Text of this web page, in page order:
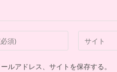
ルアドレス、サイトを保存する。